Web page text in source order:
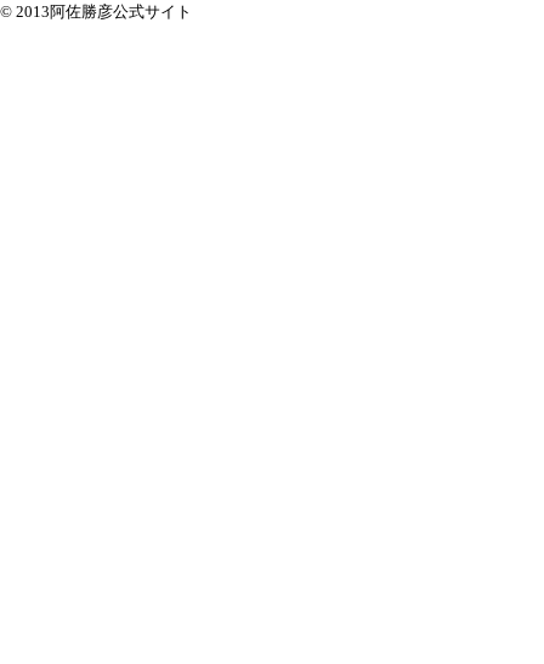
© 2013阿佐勝彦公式サイト